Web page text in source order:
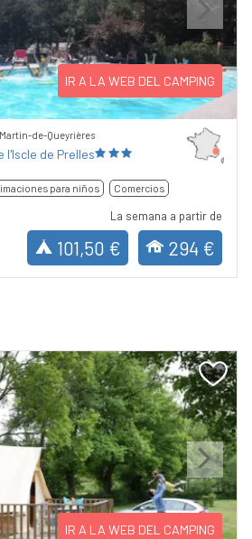
Next
IR A LA WEB DEL CAMPING
de-Queyrières
l'Iscle de Prelles
para niños Comercios
La semana a partir de
101,50 € 294 €
Next
IR A LA WEB DEL CAMPING